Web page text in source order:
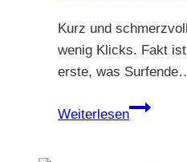
Kurz und
wenig Klicks. Fakt
erste, was
Weiterlesen
21